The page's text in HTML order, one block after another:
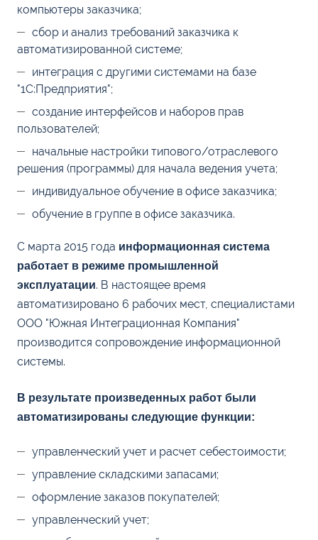
компьютеры заказчика;
сбор и анализ требований заказчика к
автоматизированной системе;
интеграция с другими системами на базе
"1С:Предприятия";
создание интерфейсов и наборов прав
пользователей;
начальные настройки типового/отраслевого
решения (программы) для начала ведения учета;
индивидуальное обучение в офисе заказчика;
обучение в группе в офисе заказчика.
С марта 2015 года информационная система
работает в режиме промышленной
эксплуатации. В настоящее время
автоматизировано 6 рабочих мест, специалистами
ООО "Южная Интеграционная Компания"
производится сопровождение информационной
системы.
В результате произведенных работ были
автоматизированы следующие функции:
управленческий учет и расчет себестоимости;
управление складскими запасами;
оформление заказов покупателей;
управленческий учет;